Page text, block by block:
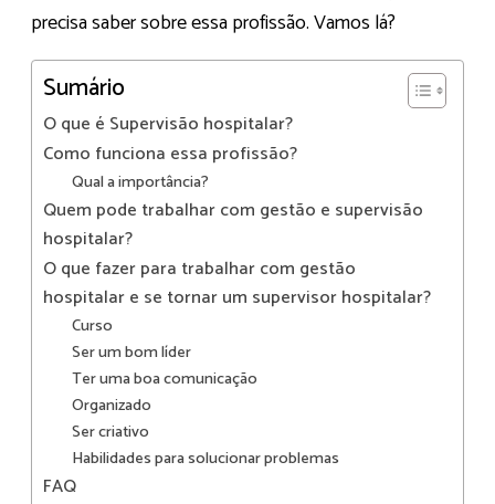
precisa saber sobre essa profissão. Vamos lá?
Sumário
O que é Supervisão hospitalar?
Como funciona essa profissão?
Qual a importância?
Quem pode trabalhar com gestão e supervisão
hospitalar?
O que fazer para trabalhar com gestão
hospitalar e se tornar um supervisor hospitalar?
Curso
Ser um bom líder
Ter uma boa comunicação
Organizado
Ser criativo
Habilidades para solucionar problemas
FAQ